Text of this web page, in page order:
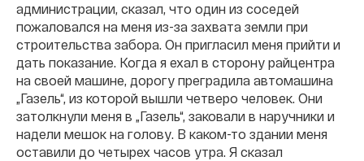
администрации, сказал, что один из соседей
пожаловался на меня из-за захвата земли при
строительства забора. Он пригласил меня прийти и
дать показание. Когда я ехал в сторону райцентра
на своей машине, дорогу преградила автомашина
„Газель“, из которой вышли четверо человек. Они
затолкнули меня в „Газель“, заковали в наручники и
надели мешок на голову. В каком-то здании меня
оставили до четырех часов утра. Я сказал